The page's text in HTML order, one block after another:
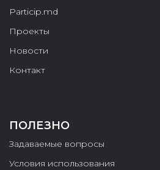
Particip.md
Проекты
Новости
Контакт
ПОЛЕЗНО
Задаваемые вопросы
Условия использования